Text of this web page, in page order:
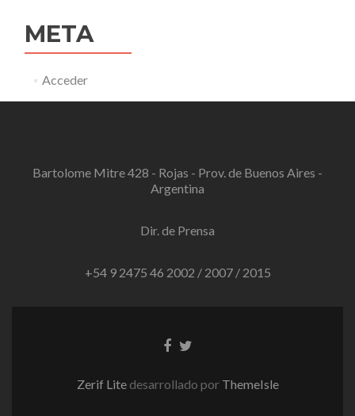
META
Acceder
Bartolome Mitre 428 - Rojas - Prov. de Buenos Aires -
Argentina
Dir. de Prensa
+54 9 2475 46 2002 / 2007 / 2015
EnlaceEnlace
Zerif Lite desarrollado por ThemeIsle